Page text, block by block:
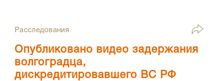
Расследования
Опубликовано видео задержания
волгоградца,
дискредитировавшего ВС РФ